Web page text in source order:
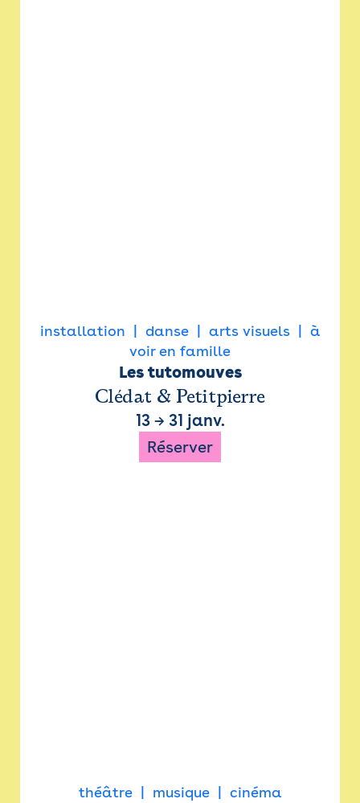
installation danse arts visuels
à
voir en famille
Les tutomouves
Clédat & Petitpierre
13→ 31 janv.
Réserver
théâtre musique
cinéma